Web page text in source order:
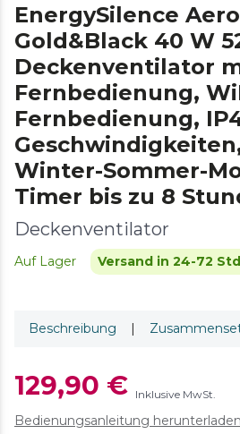
EnergySilence
Gold&Black 40 W
Deckenventilator
Fernbedienung,
Fernbedienung,
Winter-Sommer-
Timer bis zu 8
Deckenventilator
Auf Lager Versand in 24-72
Beschreibung |
129,90 € Inklusive MwSt.
Bedienungsanleitung herunterladen